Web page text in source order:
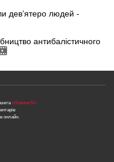
дев’ятеро людей -
антибалістичного
«Новини N»
онлайн.